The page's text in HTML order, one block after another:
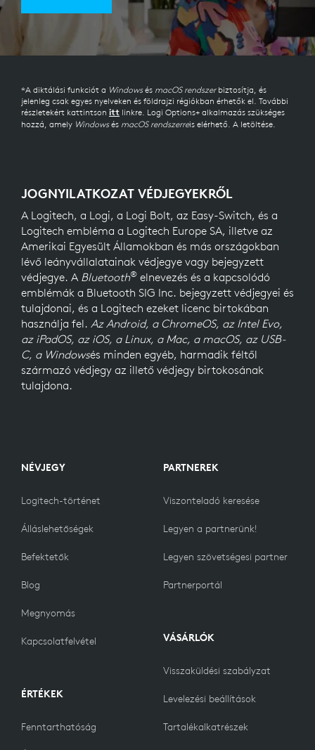
*A diktálási funkciót a Windowsés macOS rendszerbiztosítja, és
jelenleg csak egyes nyelveken és földrajzi régiókban érhetők el. További
részletekért kattintson itt linkre. Logi Options+ alkalmazás szükséges
hozzá, amely Windowsés macOS rendszerreis elérhető. A letöltése.
JOGNYILATKOZAT VÉDJEGYEKRŐL
A Logitech, a Logi, a Logi Bolt, az Easy-Switch, és a
Logitech embléma a Logitech Europe SA, illetve az
Amerikai Egyesült Államokban és más országokban
lévő leányvállalatainak védjegye vagy bejegyzett
védjegye. A Bluetooth® elnevezés és a kapcsolódó
emblémák a Bluetooth SIG Inc. bejegyzett védjegyei és
tulajdonai, és a Logitech ezeket licenc birtokában
használja fel. Az Android, a ChromeOS, az Intel Evo,
az iPadOS, az iOS, a Linux, a Mac, a macOS, az USB-
C, a Windowsés minden egyéb, harmadik féltől
származó védjegy az illető védjegy birtokosának
tulajdona.
NÉVJEGY
Logitech-történet
Álláslehetőségek
Befektetők
Blog
Megnyomás
Kapcsolatfelvétel
ÉRTÉKEK
Fenntarthatóság
PARTNEREK
Viszonteladó keresése
Legyen a partnerünk!
Legyen szövetségesi partner
Partnerportál
VÁSÁRLÓK
Visszaküldési szabályzat
Levelezési beállítások
Tartalékalkatrészek